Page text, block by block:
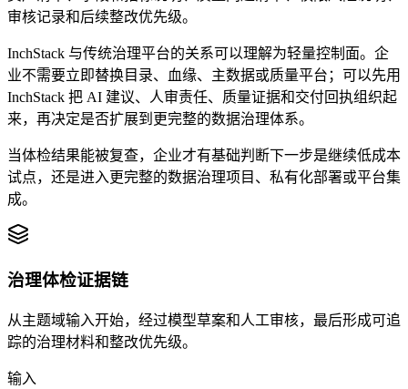
审核记录和后续整改优先级。
InchStack 与传统治理平台的关系可以理解为轻量控制面。企
业不需要立即替换目录、血缘、主数据或质量平台；可以先用
InchStack 把 AI 建议、人审责任、质量证据和交付回执组织起
来，再决定是否扩展到更完整的数据治理体系。
当体检结果能被复查，企业才有基础判断下一步是继续低成本
试点，还是进入更完整的数据治理项目、私有化部署或平台集
成。
治理体检证据链
从主题域输入开始，经过模型草案和人工审核，最后形成可追
踪的治理材料和整改优先级。
输入